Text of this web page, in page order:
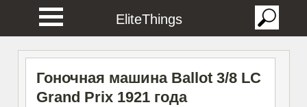
EliteThings
Гоночная машина Ballot 3/8 LC
Grand Prix 1921 года